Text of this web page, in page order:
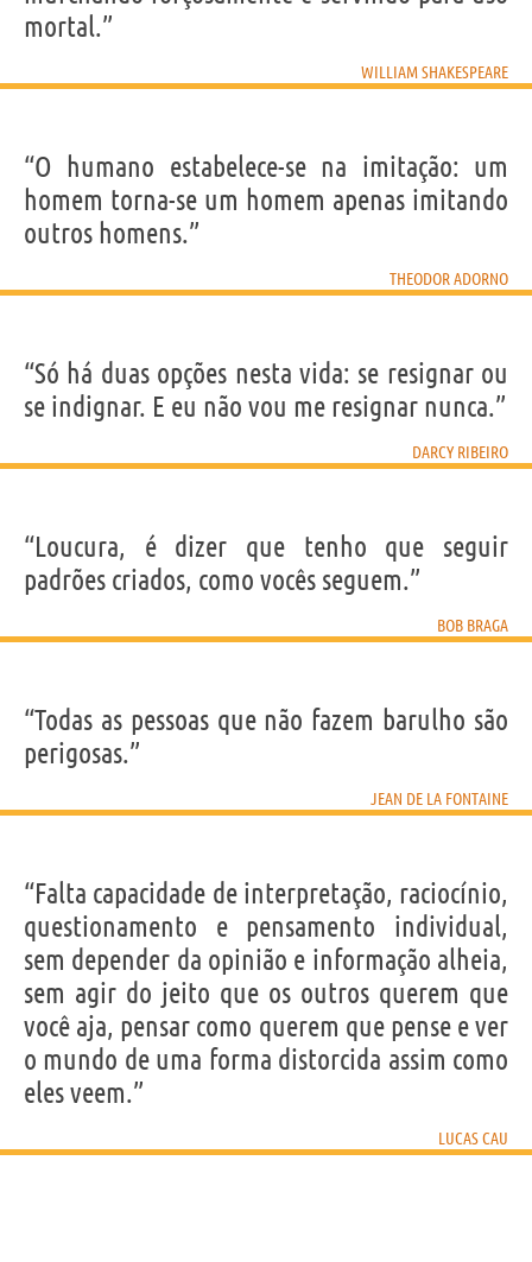
mortal.”
WILLIAM SHAKESPEARE
“O humano estabelece-se na imitação: um
homem torna-se um homem apenas imitando
outros homens.”
THEODOR ADORNO
“Só há duas opções nesta vida: se resignar ou
se indignar. E eu não vou me resignar nunca.”
DARCY RIBEIRO
“Loucura, é dizer que tenho que seguir
padrões criados, como vocês seguem.”
BOB BRAGA
“Todas as pessoas que não fazem barulho são
perigosas.”
JEAN DE LA FONTAINE
“Falta capacidade de interpretação, raciocínio,
questionamento e pensamento individual,
sem depender da opinião e informação alheia,
sem agir do jeito que os outros querem que
você aja, pensar como querem que pense e ver
o mundo de uma forma distorcida assim como
eles veem.”
LUCAS CAU